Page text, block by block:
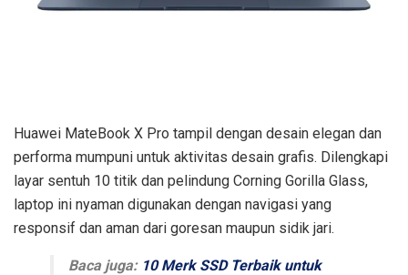
Huawei MateBook X Pro tampil dengan desain elegan dan
performa mumpuni untuk aktivitas desain grafis. Dilengkapi
layar sentuh 10 titik dan pelindung Corning Gorilla Glass,
laptop ini nyaman digunakan dengan navigasi yang
responsif dan aman dari goresan maupun sidik jari.
Baca juga: 10 Merk SSD Terbaik untuk